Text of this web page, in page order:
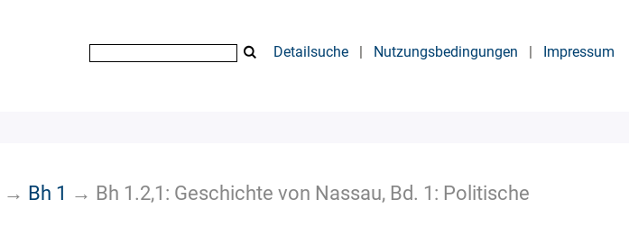
Detailsuche | Nutzungsbedingungen | Impressum
→ Bh 1 → Bh 1.2,1: Geschichte von Nassau, Bd. 1: Politische